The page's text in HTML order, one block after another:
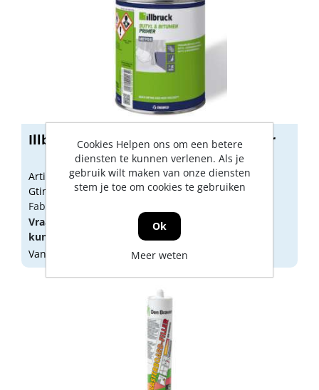
Illbruck Bituprimer transparant 1 liter
Artikelnummer: 1507570
Gtin: 4025109090659
Fabrikant artikel nummer: ME908329348
Vraag een
aan oflog in
kunnen zien.
Vandaag besteld, morgen geleverd
Cookies Helpen ons om een betere
diensten te kunnen verlenen. Als je
gebruik wilt maken van onze diensten
stem je toe om cookies te gebruiken
Ok
Meer weten